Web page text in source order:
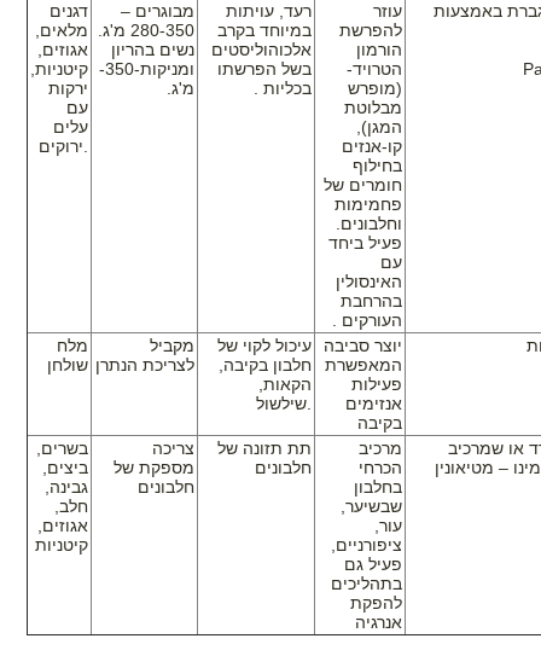
דגנים
מלאים,
אגוזים,
קיטניות,
ירקות
עם
עלים
ירוקים.
מבוגרים –
280-350 מ'ג.
נשים בהריון
ומניקות-350-
מ'ג.
רעד, עויתות
במיוחד בקרב
אלכוהוליסטים
בשל הפרשתו
בכליות .
עוזר
להפרשת
הורמון
הטרויד-
(מופרש
מבלוטת
המגן),
קו-אנזים
בחילוף
חומרים של
פחמימות
וחלבונים.
פעיל ביחד
עם
האינסולין
בהרחבת
העורקים .
באמצעות
מלח
שולחן
מקביל
לצריכת הנתרן
עיכול לקוי של
חלבון בקיבה,
הקאות,
שילשול.
יוצר סביבה
המאפשרת
פעילות
אנזימים
בקיבה
בשרים,
ביצים,
גבינה,
חלב,
אגוזים,
קיטניות
צריכה
מספקת של
חלבונים
תת תזונה של
חלבונים
מרכיב
הכרחי
בחלבון
שבשיער,
עור,
ציפורניים,
פעיל גם
בתהליכים
להפקת
אנרגיה
או שמרכיב
– מטיאונין